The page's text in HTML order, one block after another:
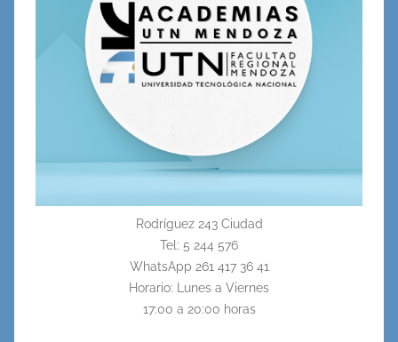
Rodríguez 243 Ciudad
Tel: 5 244 576
WhatsApp 261 417 36 41
Horario: Lunes a Viernes
17:00 a 20:00 horas